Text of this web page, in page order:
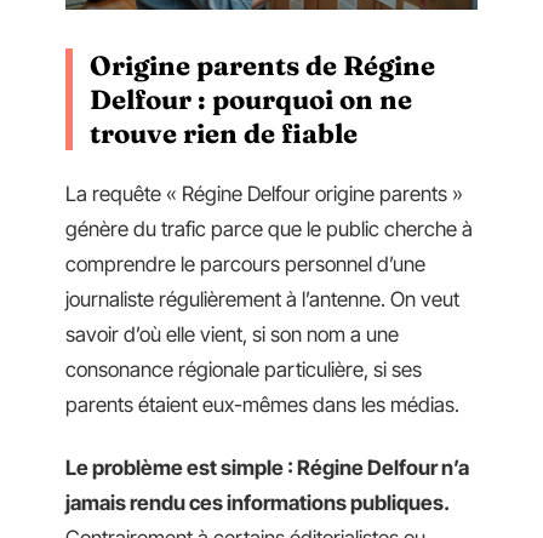
Origine parents de Régine
Delfour : pourquoi on ne
trouve rien de fiable
La requête « Régine Delfour origine parents »
génère du trafic parce que le public cherche à
comprendre le parcours personnel d’une
journaliste régulièrement à l’antenne. On veut
savoir d’où elle vient, si son nom a une
consonance régionale particulière, si ses
parents étaient eux-mêmes dans les médias.
Le problème est simple : Régine Delfour n’a
jamais rendu ces informations publiques.